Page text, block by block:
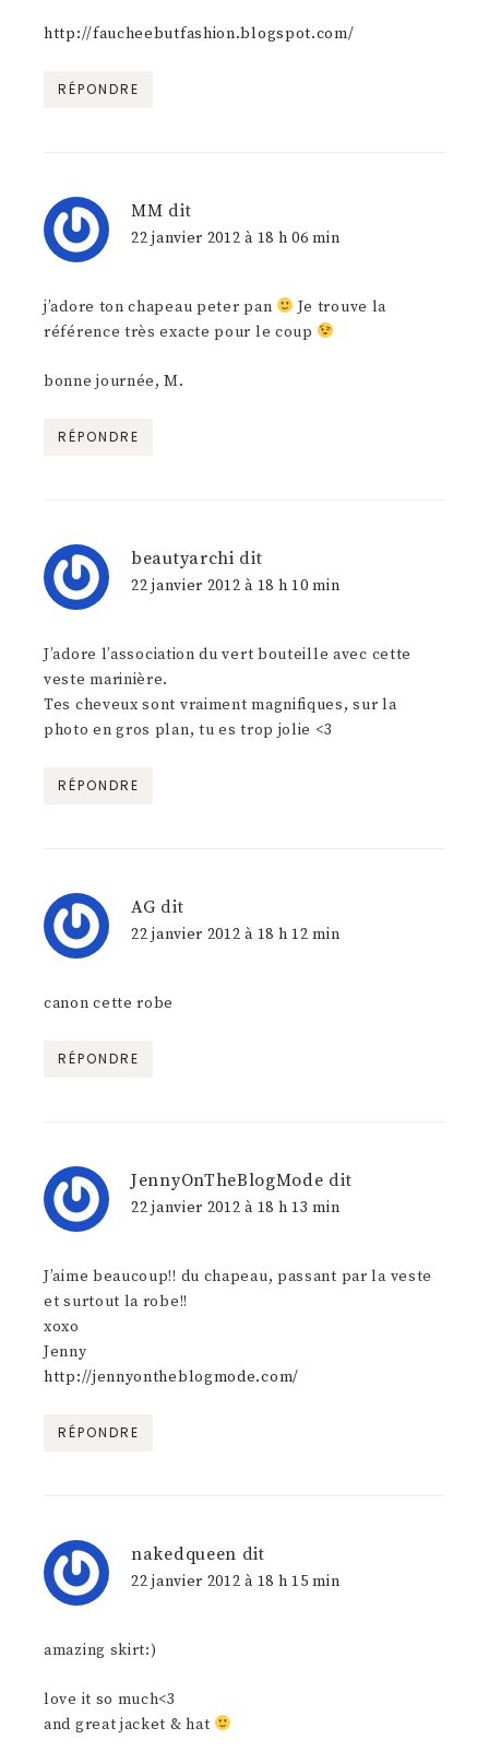
http://faucheebutfashion.blogspot.com/
RÉPONDRE
MM dit
22 janvier 2012 à 18 h 06 min
j’adore ton chapeau peter pan
Je trouve la
référence très exacte pour le coup
bonne journée, M.
RÉPONDRE
beautyarchi dit
22 janvier 2012 à 18 h 10 min
J’adore l’association du vert bouteille avec cette
veste marinière.
Tes cheveux sont vraiment magnifiques, sur la
photo en gros plan, tu es trop jolie <3
RÉPONDRE
AG dit
22 janvier 2012 à 18 h 12 min
canon cette robe
RÉPONDRE
JennyOnTheBlogMode dit
22 janvier 2012 à 18 h 13 min
J’aime beaucoup!! du chapeau, passant par la veste
et surtout la robe!!
xoxo
Jenny
http://jennyontheblogmode.com/
RÉPONDRE
nakedqueen dit
22 janvier 2012 à 18 h 15 min
amazing skirt:)
love it so much<3
and great jacket & hat